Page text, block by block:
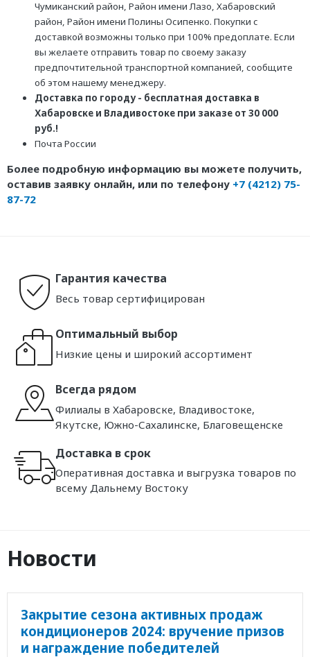
Чумиканский район, Район имени Лазо, Хабаровский
район, Район имени Полины Осипенко. Покупки с
доставкой возможны только при 100% предоплате. Если
вы желаете отправить товар по своему заказу
предпочтительной транспортной компанией, сообщите
об этом нашему менеджеру.
Доставка по городу - бесплатная доставка в
Хабаровске и Владивостоке при заказе от 30 000
руб.!
Почта России
Более подробную информацию вы можете получить,
оставив заявку онлайн, или по телефону +7 (4212) 75-
87-72
Гарантия качества
Весь товар сертифицирован
Оптимальный выбор
Низкие цены и широкий ассортимент
Всегда рядом
Филиалы в Хабаровске, Владивостоке,
Якутске, Южно-Сахалинске, Благовещенске
Доставка в срок
Оперативная доставка и выгрузка товаров по
всему Дальнему Востоку
Новости
Закрытие сезона активных продаж
кондиционеров 2024: вручение призов
и награждение победителей